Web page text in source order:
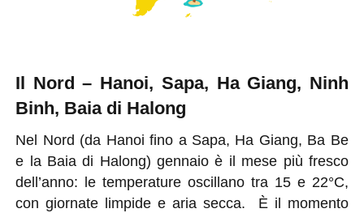
Il Nord – Hanoi, Sapa, Ha Giang, Ninh
Binh, Baia di Halong
Nel Nord (da Hanoi fino a Sapa, Ha Giang, Ba Be
e la Baia di Halong) gennaio è il mese più fresco
dell’anno: le temperature oscillano tra 15 e 22°C,
con giornate limpide e aria secca. È il momento